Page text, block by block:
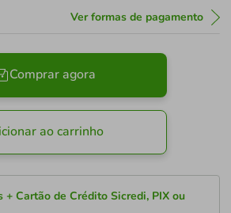
Ver formas de pagamento
Comprar agora
ao carrinho
+ Cartão de Crédito Sicredi, PIX ou